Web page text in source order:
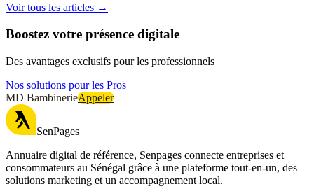
Voir tous les articles →
Boostez votre présence digitale
Des avantages exclusifs pour les professionnels
Nos solutions pour les Pros
MD BambinerieAppeler
SenPages
Annuaire digital de référence, Senpages connecte entreprises et
consommateurs au Sénégal grâce à une plateforme tout-en-un, des
solutions marketing et un accompagnement local.